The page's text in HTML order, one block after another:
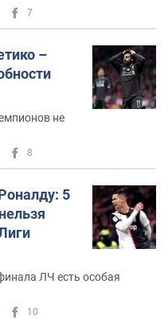
7
–
не
8
5
ЛЧ есть особая
10